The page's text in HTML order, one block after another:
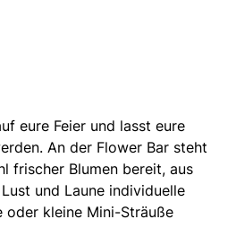
eure Feier und lasst eure
An der Flower Bar steht
frischer Blumen bereit, aus
und Laune individuelle
oder kleine Mini-Sträuße